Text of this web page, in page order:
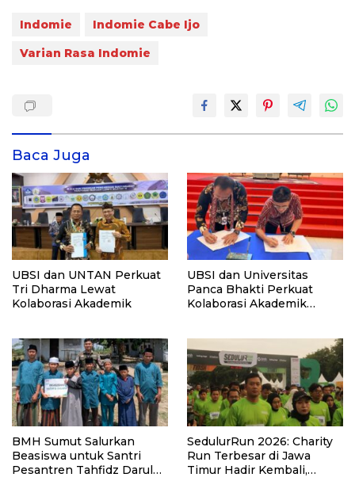
Indomie
Indomie Cabe Ijo
Varian Rasa Indomie
Baca Juga
UBSI dan UNTAN Perkuat
Tri Dharma Lewat
Kolaborasi Akademik
UBSI dan Universitas
Panca Bhakti Perkuat
Kolaborasi Akademik
BMH Sumut Salurkan
Beasiswa untuk Santri
Pesantren Tahfidz Darul
SedulurRun 2026: Charity
Run Terbesar di Jawa
Timur Hadir Kembali,